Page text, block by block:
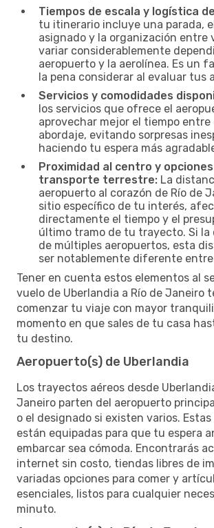
Tiempos de escala y logística
tu itinerario incluye una parada,
asignado y la organización entre
variar considerablemente
aeropuerto y la aerolínea. Es un
la pena considerar al evaluar tus
Servicios y comodidades
los servicios que ofrece el
aprovechar mejor el tiempo entre
abordaje, evitando sorpresas
haciendo tu espera más
Proximidad al centro y
transporte terrestre: La
aeropuerto al corazón de Río de
sitio específico de tu interés,
directamente el tiempo y el
último tramo de tu trayecto. Si la
de múltiples aeropuertos, esta
ser notablemente diferente
Tener en cuenta estos elementos al
vuelo de Uberlandia a Río de Janeiro
comenzar tu viaje con mayor
momento en que sales de tu casa
tu destino.
Aeropuerto(s) de Uberlandia
Los trayectos aéreos desde
Janeiro parten del aeropuerto
o el designado si existen varios.
están equipadas para que tu espera
embarcar sea cómoda. Encontrarás
internet sin costo, tiendas libres de
variadas opciones para comer y
esenciales, listos para cualquier
minuto.